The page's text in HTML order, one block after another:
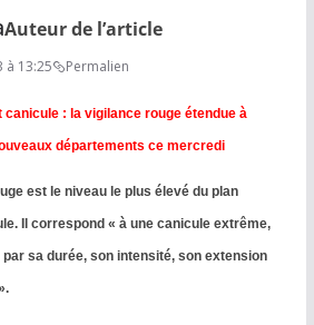
Auteur de l’article
à 13:25 Permalien
canicule : la vigilance rouge étendue à
départements ce mercredi
est le niveau le plus élevé du plan
Il correspond « à une canicule extrême,
sa durée, son intensité, son extension